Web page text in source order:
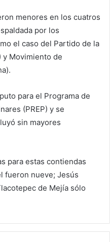
menores en los cuatros
por los
el caso del Partido de la
y Movimiento de
para el Programa de
(PREP) y se
sin mayores
para estas contiendas
fueron nueve; Jesús
de Mejía sólo